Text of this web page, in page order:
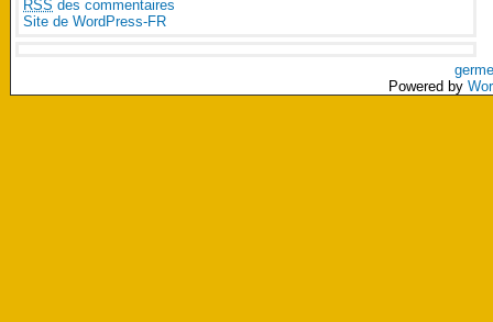
RSS des commentaires
Site de WordPress-FR
Powered by